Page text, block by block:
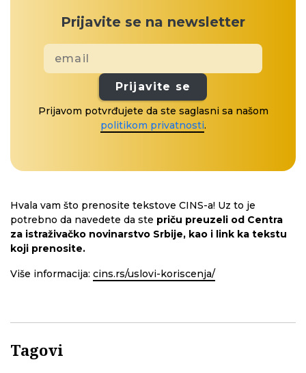
Prijavite se na newsletter
Prijavite se
Prijavom potvrđujete da ste saglasni sa našom
politikom privatnosti.
Hvala vam što prenosite tekstove CINS-a! Uz to je
potrebno da navedete da ste priču preuzeli od Centra
za istraživačko novinarstvo Srbije, kao i link ka tekstu
koji prenosite.
Više informacija: cins.rs/uslovi-koriscenja/
Tagovi